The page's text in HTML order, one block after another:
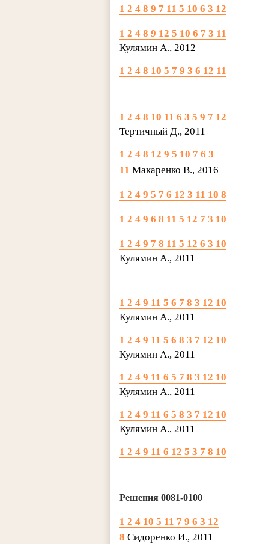
1 2 4 8 9 7 11 5 10 6 3 12
1 2 4 8 9 12 5 10 6 7 3 11
Кулямин А., 2012
1 2 4 8 10 5 7 9 3 6 12 11
1 2 4 8 10 11 6 3 5 9 7 12
Тертичный Д., 2011
1 2 4 8 12 9 5 10 7 6 3
11 Макаренко В., 2016
1 2 4 9 5 7 6 12 3 11 10 8
1 2 4 9 6 8 11 5 12 7 3 10
1 2 4 9 7 8 11 5 12 6 3 10
Кулямин А., 2011
1 2 4 9 11 5 6 7 8 3 12 10
Кулямин А., 2011
1 2 4 9 11 5 6 8 3 7 12 10
Кулямин А., 2011
1 2 4 9 11 6 5 7 8 3 12 10
Кулямин А., 2011
1 2 4 9 11 6 5 8 3 7 12 10
Кулямин А., 2011
1 2 4 9 11 6 12 5 3 7 8 10
Решения 0081-0100
1 2 4 10 5 11 7 9 6 3 12
8 Сидоренко И., 2011